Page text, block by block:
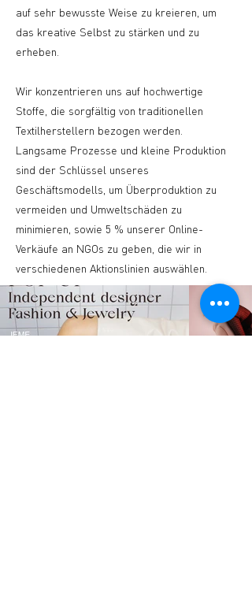
auf sehr bewusste Weise zu kreieren, um
das kreative Selbst zu stärken und zu
erheben.
Wir konzentrieren uns auf hochwertige
Stoffe, die sorgfältig von traditionellen
Textilherstellern bezogen werden.
Langsame Prozesse und kleine Produktion
sind der Schlüssel unseres
Geschäftsmodells, um Überproduktion zu
vermeiden und Umweltschäden zu
minimieren, sowie 5 % unserer Online-
Verkäufe an NGOs zu geben, die wir in
verschiedenen Aktionslinien auswählen.